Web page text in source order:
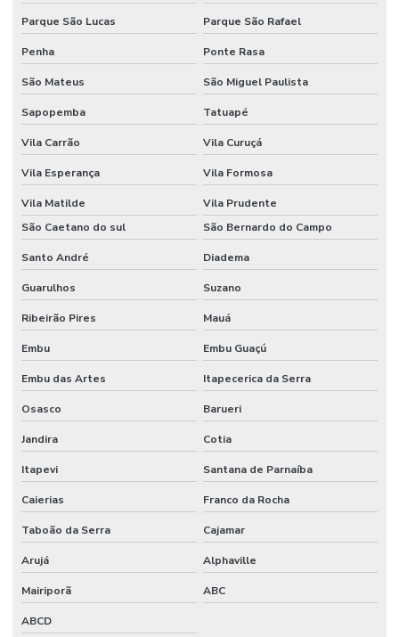
Parque São Lucas Parque São Rafael
Penha Ponte Rasa
São Mateus São Miguel Paulista
Sapopemba Tatuapé
Vila Carrão Vila Curuçá
Vila Esperança Vila Formosa
Vila Matilde
Vila Prudente
São Caetano do sul
São Bernardo do Campo
Santo André Diadema
Guarulhos Suzano
Ribeirão Pires Mauá
Embu Embu Guaçú
Embu das Artes Itapecerica da Serra
Osasco Barueri
Jandira Cotia
Itapevi Santana de Parnaíba
Caierias Franco da Rocha
Taboão da Serra Cajamar
Arujá Alphaville
Mairiporã ABC
ABCD